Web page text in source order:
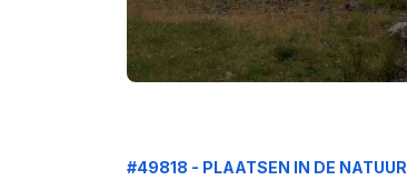
#49818 - PLAATSEN IN DE NATUUR